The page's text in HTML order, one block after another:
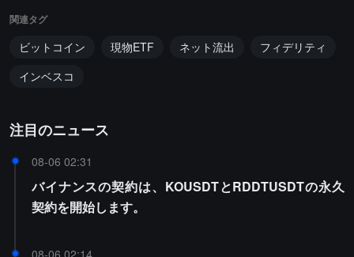
関連タグ
ビットコイン 現物ETF ネット流出
フィデリティ
インベスコ
注目のニュース
08-06 02:31
バイナンスの契約は、KOUSDTとRDDTUSDTの永久
契約を開始します。